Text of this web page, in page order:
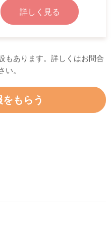
詳しく見る
もあります。詳しくはお問合
い。
もらう